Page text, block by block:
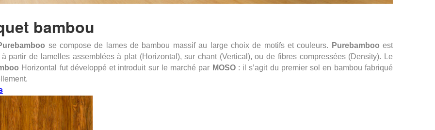
bambou
se compose de lames de bambou massif au large choix de motifs et couleurs. Purebamboo est
partir de lamelles assemblées à plat (Horizontal), sur chant (Vertical), ou de fibres compressées (Density). Le
Horizontal fut développé et introduit sur le marché par MOSO: il s’agit du premier sol en bambou fabriqué